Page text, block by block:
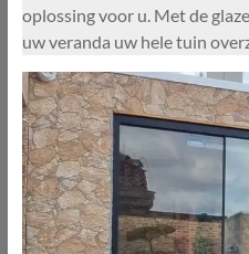
oplossing voor u. Met de
uw veranda uw hele tuin